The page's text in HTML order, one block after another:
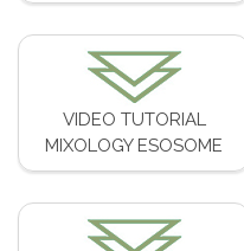
VIDEO TUTORIAL
MIXOLOGY ESOSOME